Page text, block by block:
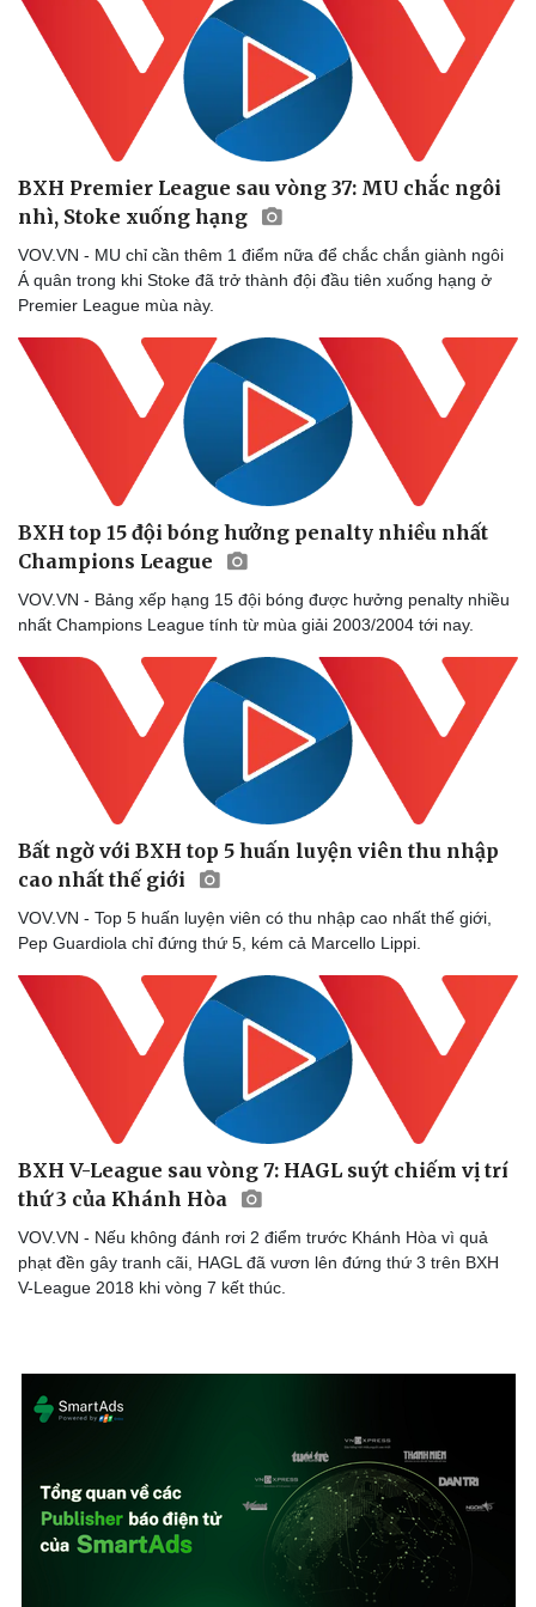
Sức khỏe
Dinh dưỡng - món ngon
Cây thuốc
Sản phụ khoa
Nhi khoa
Nam khoa
Làm đẹp - giảm cân
Phòng mạch online
Ăn sạch sống khỏe
Đời sống
Nhà đẹp
Tình yêu - Gia đình
BXH Premier League sau vòng 37: MU chắc ngôi
nhì, Stoke xuống hạng
VOV.VN - MU chỉ cần thêm 1 điểm nữa để chắc chắn giành ngôi
Á quân trong khi Stoke đã trở thành đội đầu tiên xuống hạng ở
Premier League mùa này.
BXH top 15 đội bóng hưởng penalty nhiều nhất
Champions League
VOV.VN - Bảng xếp hạng 15 đội bóng được hưởng penalty nhiều
nhất Champions League tính từ mùa giải 2003/2004 tới nay.
Bất ngờ với BXH top 5 huấn luyện viên thu nhập
cao nhất thế giới
VOV.VN - Top 5 huấn luyện viên có thu nhập cao nhất thế giới,
Pep Guardiola chỉ đứng thứ 5, kém cả Marcello Lippi.
BXH V-League sau vòng 7: HAGL suýt chiếm vị trí
thứ 3 của Khánh Hòa
VOV.VN - Nếu không đánh rơi 2 điểm trước Khánh Hòa vì quả
phạt đền gây tranh cãi, HAGL đã vươn lên đứng thứ 3 trên BXH
V-League 2018 khi vòng 7 kết thúc.